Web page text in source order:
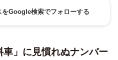
をGoogle検索でフォローする
」に見慣れぬナンバー